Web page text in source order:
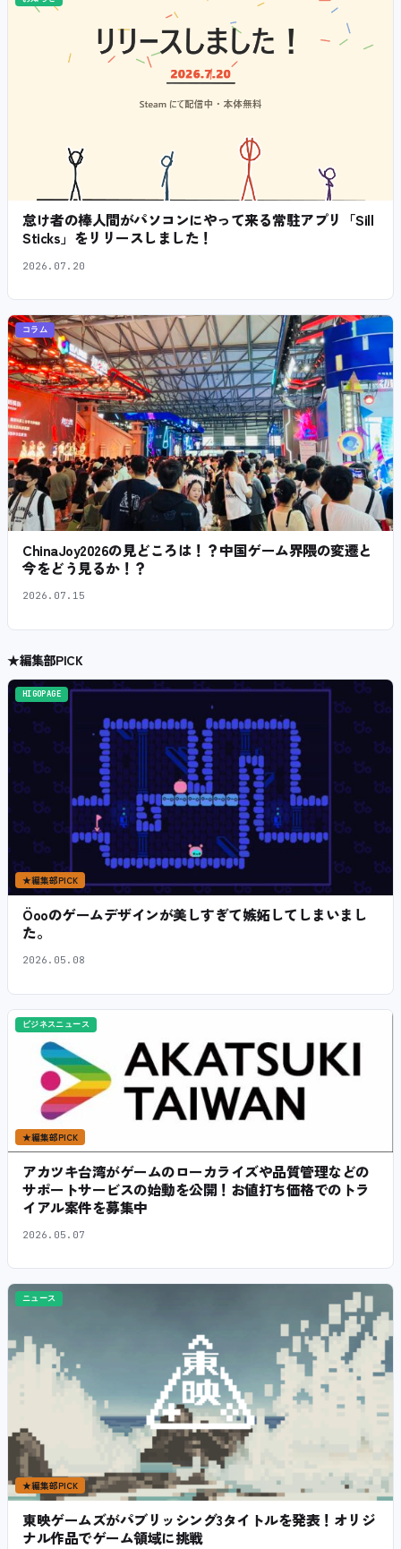
怠け者の棒人間がパソコンにやって来る常駐アプリ「Sill
Sticks」をリリースしました！
2026.07.20
コラム
ChinaJoy2026の見どころは！？中国ゲーム界隈の変遷と
今をどう見るか！？
2026.07.15
★編集部PICK
HIGOPAGE
★編集部PICK
Öooのゲームデザインが美しすぎて嫉妬してしまいまし
た。
2026.05.08
ビジネスニュース
★編集部PICK
アカツキ台湾がゲームのローカライズや品質管理などの
サポートサービスの始動を公開！お値打ち価格でのトラ
イアル案件を募集中
2026.05.07
ニュース
★編集部PICK
東映ゲームズがパブリッシング3タイトルを発表！オリジ
ナル作品でゲーム領域に挑戦